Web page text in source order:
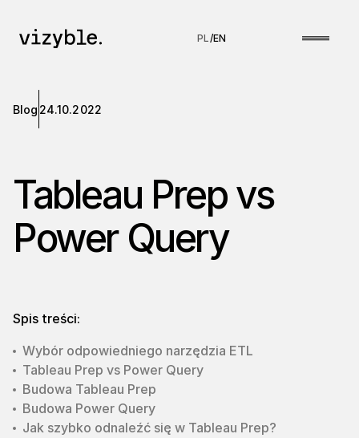
PL/EN
Blog 24.10.2022
Tableau Prep vs
Power Query
Spis treści:
Wybór odpowiedniego narzędzia ETL
Tableau Prep vs Power Query
Budowa Tableau Prep
Budowa Power Query
Jak szybko odnaleźć się w Tableau Prep?